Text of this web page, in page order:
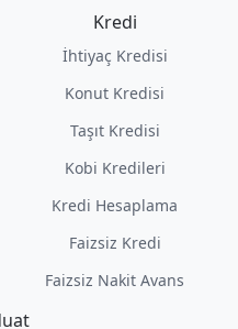
Kredi
İhtiyaç Kredisi
Konut Kredisi
Taşıt Kredisi
Kobi Kredileri
Kredi Hesaplama
Faizsiz Kredi
Faizsiz Nakit Avans